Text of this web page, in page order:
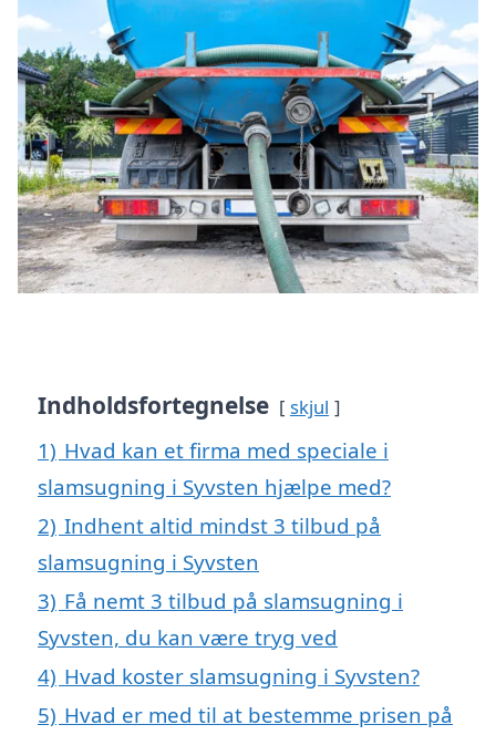
Indholdsfortegnelse skjul
1) Hvad kan et firma med speciale i
slamsugning i Syvsten hjælpe med?
2) Indhent altid mindst 3 tilbud på
slamsugning i Syvsten
3) Få nemt 3 tilbud på slamsugning i
Syvsten, du kan være tryg ved
4) Hvad koster slamsugning i Syvsten?
5) Hvad er med til at bestemme prisen på